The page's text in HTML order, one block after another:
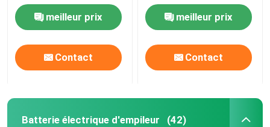
meilleur prix
Contact
meilleur prix
Contact
Batterie électrique d'empileur (42)